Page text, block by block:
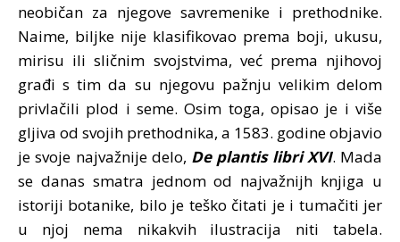
neobičan za njegove savremenike i prethodnike.
Naime, biljke nije klasifikovao prema boji, ukusu,
mirisu ili sličnim svojstvima, već prema njihovoj
građi s tim da su njegovu pažnju velikim delom
privlačili plod i seme. Osim toga, opisao je i više
gljiva od svojih prethodnika, a 1583. godine objavio
je svoje najvažnije delo, De plantis libri XVI. Mada
se danas smatra jednom od najvažnijh knjiga u
istoriji botanike, bilo je teško čitati je i tumačiti jer
u njoj nema nikakvih ilustracija niti tabela.